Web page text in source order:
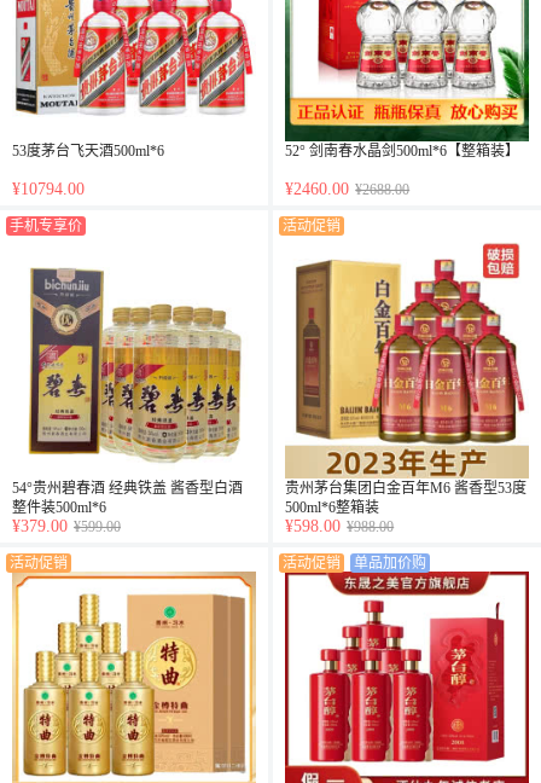
53度茅台飞天酒500ml*6
¥10794.00
52° 剑南春水晶剑500ml*6【整箱装】
¥2460.00 ¥2688.00
手机专享价
54°贵州碧春酒 经典铁盖 酱香型白酒
整件装500ml*6
¥379.00 ¥599.00
活动促销
贵州茅台集团白金百年M6 酱香型53度
500ml*6整箱装
¥598.00 ¥988.00
活动促销 活动促销 单品加价购